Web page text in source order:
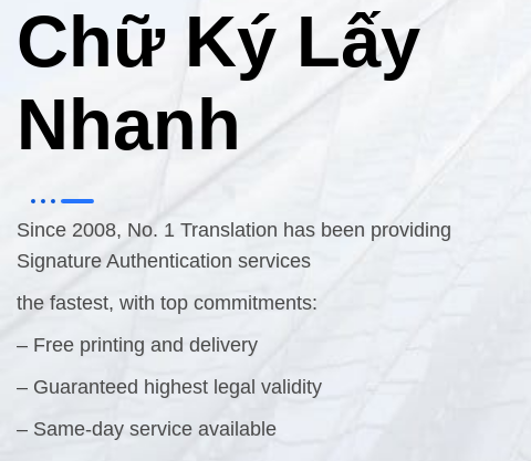
Chữ Ký Lấy
Nhanh
Since 2008, No. 1 Translation has been providing
Signature Authentication services
the fastest, with top commitments:
– Free printing and delivery
– Guaranteed highest legal validity
– Same-day service available